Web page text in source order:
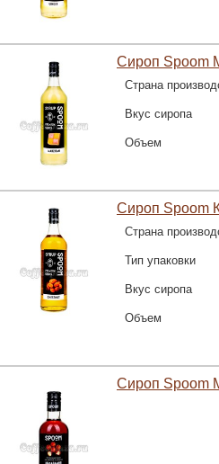
Сироп Spoom
Страна
Вкус сиропа
Объем
Сироп Spoom
Страна
Тип упаковки
Вкус сиропа
Объем
Сироп Spoom